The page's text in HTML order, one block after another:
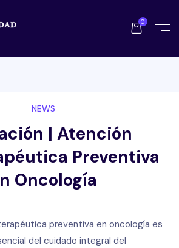
0
NEWS
| Atención
Preventiva
Oncología
preventiva en oncología es
del cuidado integral del